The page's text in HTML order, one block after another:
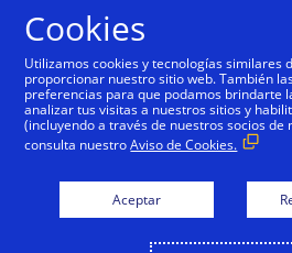
Cookies
Utilizamos cookies y tecnologías similares
proporcionar nuestro sitio web. También
preferencias para que podamos brindarte
analizar tus visitas a nuestros sitios y
(incluyendo a través de nuestros socios de
consulta nuestroAviso de Cookies.
Aceptar